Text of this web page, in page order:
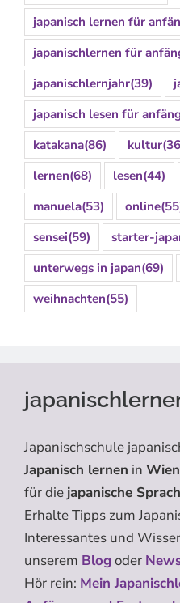
japanisch lernen für
japanischlernen für
japanischlernjahr(39)
japanisch lesen für
katakana(86) kultur
lernen(68) lesen(44)
manuela(53) online
sensei(59) starter-
unterwegs in japan(69)
weihnachten(55)
Japanischschule
Japanisch lernen in Wien
für die japanische
Erhalte Tipps zum
Interessantes und
unserem Blogoder
Hör rein: Mein